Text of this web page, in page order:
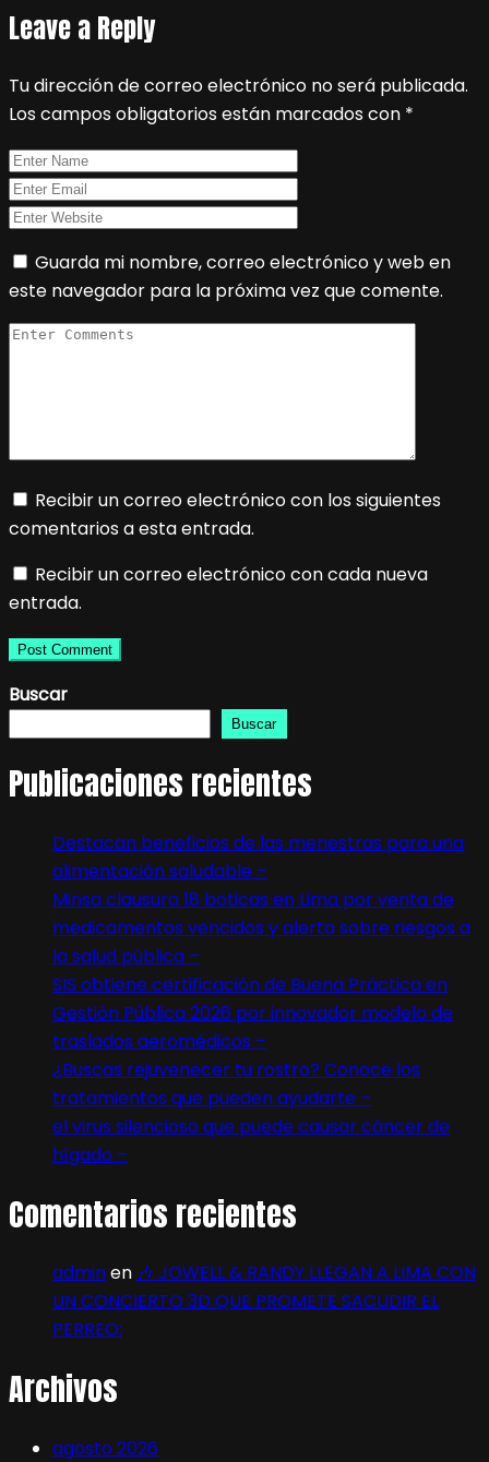
Leave a Reply
Tu dirección de correo electrónico no será publicada.
Los campos obligatorios están marcados con *
Guarda mi nombre, correo electrónico y web en
este navegador para la próxima vez que comente.
Recibir un correo electrónico con los siguientes
comentarios a esta entrada.
Recibir un correo electrónico con cada nueva
entrada.
Buscar
Buscar
Publicaciones recientes
Destacan beneficios de las menestras para una
alimentación saludable –
Minsa clausura 18 boticas en Lima por venta de
medicamentos vencidos y alerta sobre riesgos a
la salud pública –
SIS obtiene certificación de Buena Práctica en
Gestión Pública 2026 por innovador modelo de
traslados aeromédicos –
¿Buscas rejuvenecer tu rostro? Conoce los
tratamientos que pueden ayudarte –
el virus silencioso que puede causar cáncer de
hígado –
Comentarios recientes
adminen 🎶 JOWELL & RANDY LLEGAN A LIMA CON
UN CONCIERTO 3D QUE PROMETE SACUDIR EL
PERREO:
Archivos
agosto 2026